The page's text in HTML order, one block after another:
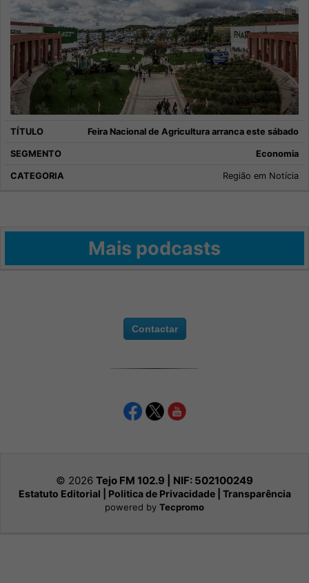
Feira Nacional de Agricultura arranca este sábado
Economia
Região em Notícia
Mais podcasts
Contactar
© 2026 Tejo FM 102.9 | NIF: 502100249
Estatuto Editorial Politica de Privacidade| Transparência
powered by Tecpromo